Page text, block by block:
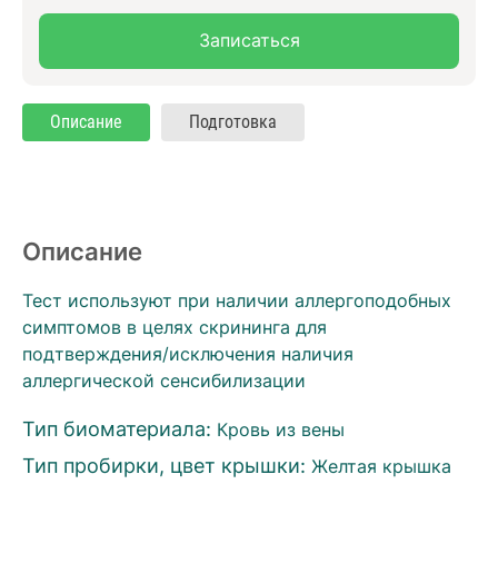
Записаться
Описание Подготовка
Описание
Тест используют при наличии аллергоподобных
симптомов в целях скрининга для
подтверждения/исключения наличия
аллергической сенсибилизации
Тип биоматериала: Кровь из вены
Тип пробирки, цвет крышки: Желтая крышка